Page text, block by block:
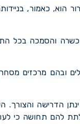
ניידים לתעשייה, המוצעים מארבעה טון
והסמכה בכל
ובהם מרכזים
הדרישה והצורך.
להם תחושה כי